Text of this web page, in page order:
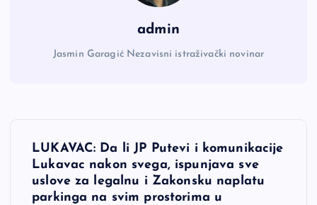
admin
Jasmin Garagić Nezavisni istraživački novinar
NLUKAVAC: Da li JP Putevi i komunikacije
Lukavac nakon svega, ispunjava sve
uslove za legalnu i Zakonsku naplatu
parkinga na svim prostorima u